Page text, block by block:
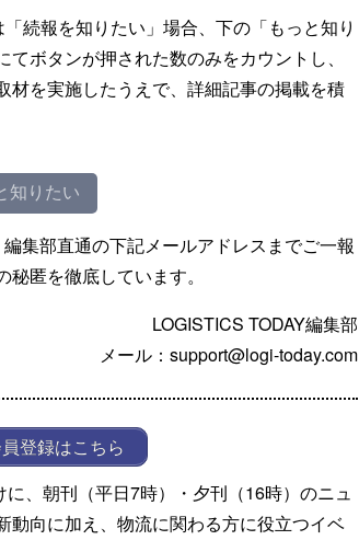
続報を知りたい」場合、下の「もっと知り
ボタンが押された数のみをカウントし、
を実施したうえで、詳細記事の掲載を積
知りたい
集部直通の下記メールアドレスまでご一報
匿を徹底しています。
LOGISTICS TODAY編集部
メール：support@logi-today.com
登録はこちら
、朝刊（平日7時）・夕刊（16時）のニュ
動向に加え、物流に関わる方に役立つイベ